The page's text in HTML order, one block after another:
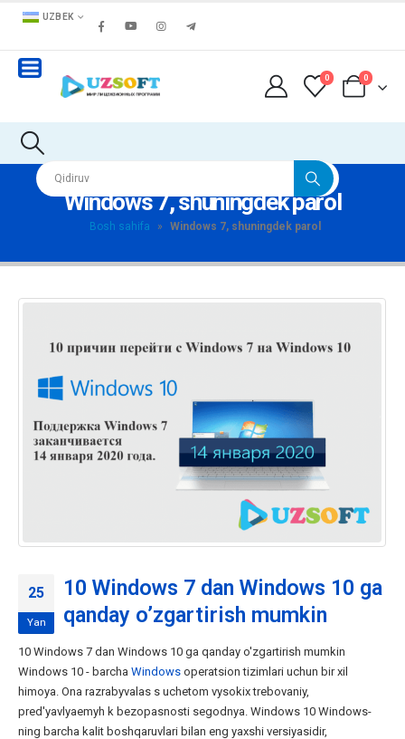
UZBEK
0 0
Windows 7, shuningdek parol
Bosh sahifa » Windows 7, shuningdek parol
25
Yan
10 Windows 7 dan Windows 10 ga
qanday o’zgartirish mumkin
10 Windows 7 dan Windows 10 ga qanday o'zgartirish mumkin
Windows 10 - barcha Windows operatsion tizimlari uchun bir xil
himoya. Ona razrabyvalas s uchetom vysokix trebovaniy,
pred'yavlyaemyh k bezopasnosti segodnya. Windows 10 Windows-
ning barcha kalit boshqaruvlari bilan eng yaxshi versiyasidir,